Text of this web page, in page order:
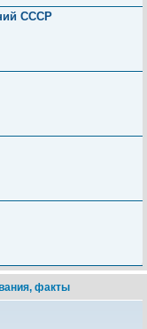
CCCP
факты